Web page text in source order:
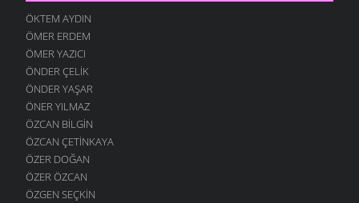
ÖKTEM AYDIN
ÖMER ERDEM
ÖMER YAZICI
ÖNDER ÇELIK
ÖNDER YAŞAR
ÖNER YILMAZ
ÖZCAN BILGIN
ÖZCAN ÇETINKAYA
ÖZER DOĞAN
ÖZER ÖZCAN
ÖZGEN SEÇKIN